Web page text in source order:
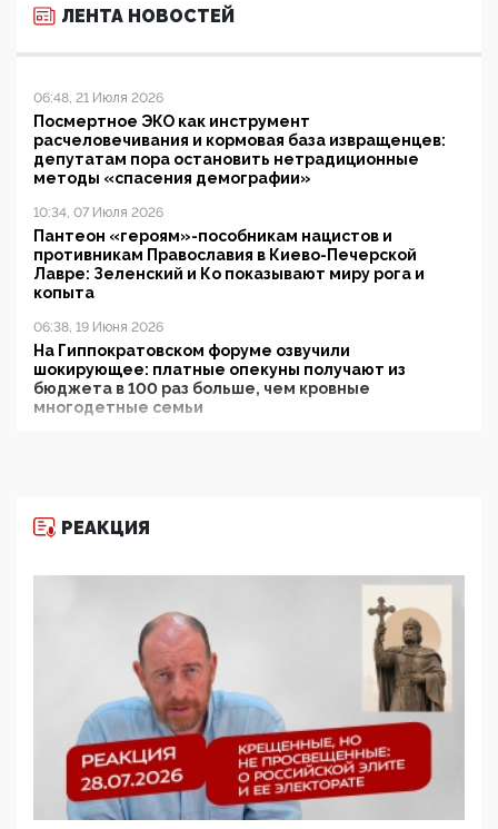
ЛЕНТА НОВОСТЕЙ
06:48, 21 Июля 2026
Посмертное ЭКО как инструмент
расчеловечивания и кормовая база извращенцев:
депутатам пора остановить нетрадиционные
методы «спасения демографии»
10:34, 07 Июля 2026
Пантеон «героям»-пособникам нацистов и
противникам Православия в Киево-Печерской
Лавре: Зеленский и Ко показывают миру рога и
копыта
06:38, 19 Июня 2026
На Гиппократовском форуме озвучили
шокирующее: платные опекуны получают из
бюджета в 100 раз больше, чем кровные
многодетные семьи
11:53, 09 Июня 2026
деятельность ИИТО ЮНЕСКО в России, но
цифроглобалисты продолжают определять
повестку в образовании
09:43, 01 Июня 2026
5G за счет здоровья граждан: Минцифры намерено
отобрать у регионов и муниципалитетов право
защищать жилые дома и социальные объекты от
05:58, 26 Мая 2026
Роскомнадзор освободили от борца с
деструктивным и опасным контентом
РЕАКЦИЯ